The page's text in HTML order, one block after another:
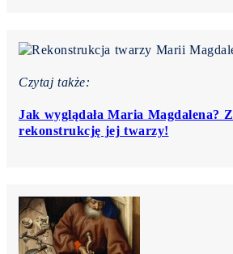
Czytaj także:
Jak wyglądała Maria Magdalena?
rekonstrukcję jej twarzy!